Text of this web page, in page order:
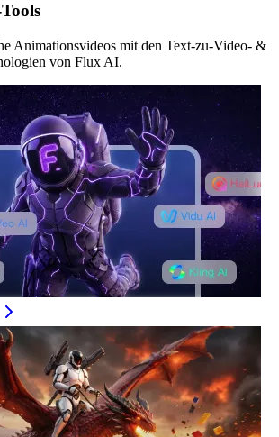
Animationsvideos mit den Text-zu-Video- &
von Flux AI.